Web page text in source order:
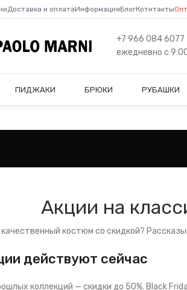
Доставка и оплатаИнформацияБлогКотнтакты
+7 966 084 6077
ежедневно с
ПИДЖАКИ БРЮКИ РУБАШКИ
Акции на
костюм со скидкой?
действуют сейчас
коллекций — скидки до 50%. Black